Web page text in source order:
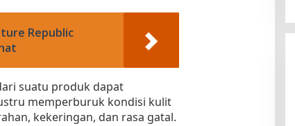
Republic
suatu produk dapat
memperburuk kondisi kulit
kekeringan, dan rasa gatal.